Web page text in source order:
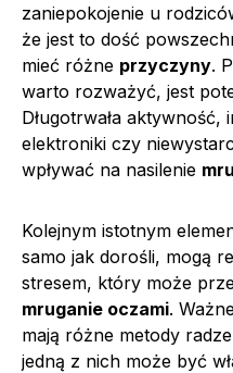
zaniepokojenie u
że jest to dość
mieć różne przyczyny.
warto rozważyć, jest
Długotrwała
elektroniki czy
wpływać na nasilenie
Kolejnym istotnym
samo jak dorośli, mogą
stresem, który może
mruganie oczami.
mają różne metody
jedną z nich może być